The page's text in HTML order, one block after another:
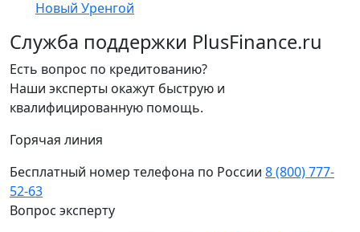
Новый Уренгой
Служба поддержки PlusFinance.ru
Есть вопрос по кредитованию?
Наши эксперты окажут быструю и
квалифицированную помощь.
Горячая линия
Бесплатный номер телефона по России 8 (800) 777-
52-63
Вопрос эксперту